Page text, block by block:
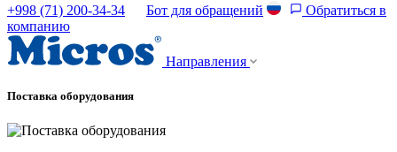
+998 (71) 200-34-34
Бот для обращений
Обратиться в
компанию
Направления
Поставка оборудования